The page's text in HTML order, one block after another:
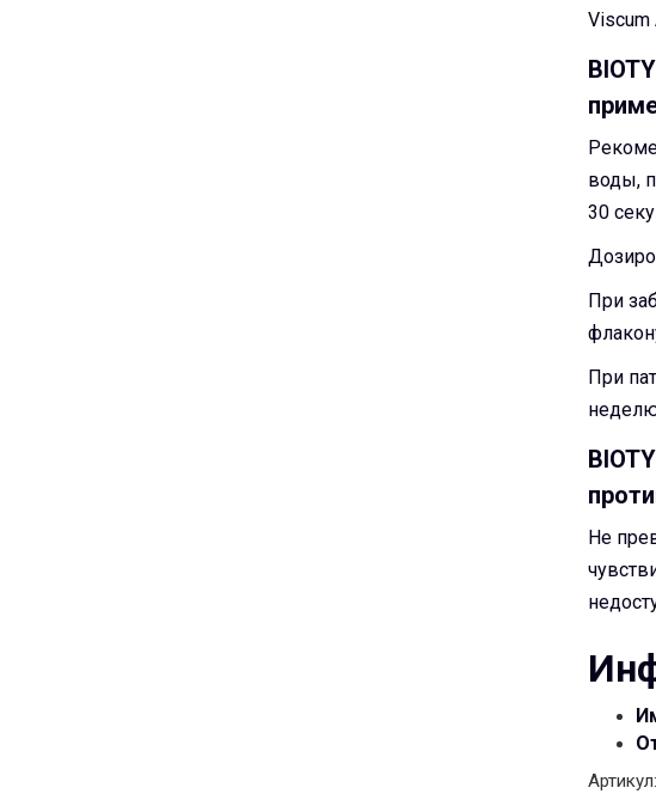
Viscum
воды,
30
При
При
Не